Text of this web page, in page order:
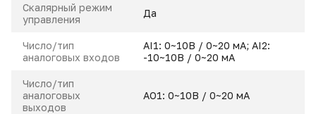
Скалярный режим
управления
Да
Число/тип
аналоговых входов
AI1: 0~10В / 0~20 мA; AI2:
-10~10В / 0~20 мA
Число/тип
аналоговых
выходов
AO1: 0~10В / 0~20 мA